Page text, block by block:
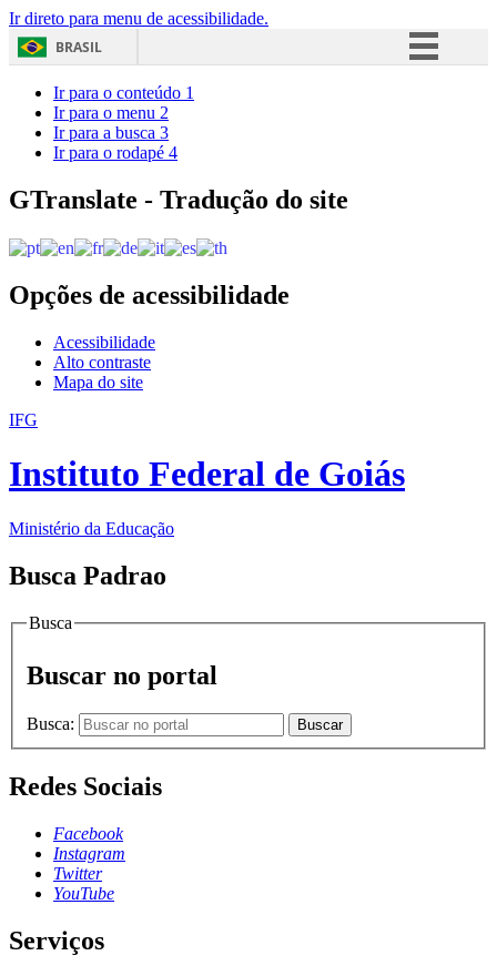
Ir direto para menu de acessibilidade.
BRASIL
Acesso à informação
Ir para o conteúdo 1
Ir para o menu 2
Ir para a busca 3
Ir para o rodapé 4
GTranslate - Tradução do site
Opções de acessibilidade
Acessibilidade
Alto contraste
Mapa do site
IFG
Instituto Federal de Goiás
Ministério da Educação
Busca Padrao
Busca
Buscar no portal
Busca: Buscar
Redes Sociais
Facebook
Instagram
Twitter
YouTube
Serviços